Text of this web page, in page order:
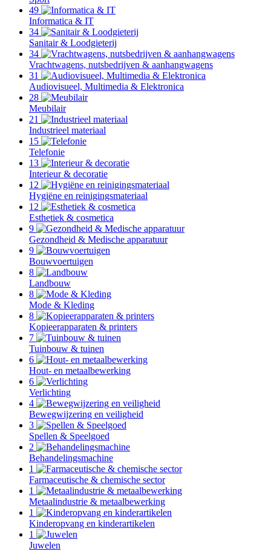
49
Informatica & IT
34
Sanitair & Loodgieterij
34
Vrachtwagens, nutsbedrijven & aanhangwagens
31
Audiovisueel, Multimedia & Elektronica
28
Meubilair
21
Industrieel materiaal
15
Telefonie
13
Interieur & decoratie
12
Hygiëne en reinigingsmateriaal
12
Esthetiek & cosmetica
9
Gezondheid & Medische apparatuur
9
Bouwvoertuigen
8
Landbouw
8
Mode & Kleding
8
Kopieerapparaten & printers
7
Tuinbouw & tuinen
6
Hout- en metaalbewerking
6
Verlichting
4
Bewegwijzering en veiligheid
3
Spellen & Speelgoed
2
Behandelingsmachine
1
Farmaceutische & chemische sector
1
Metaalindustrie & metaalbewerking
1
Kinderopvang en kinderartikelen
1
Juwelen